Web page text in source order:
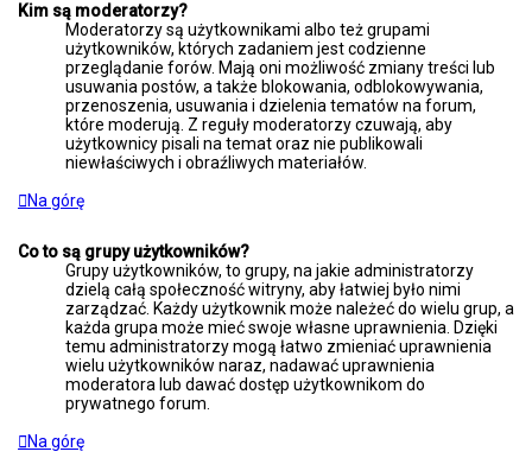
Kim są moderatorzy?
Moderatorzy są użytkownikami albo też grupami
użytkowników, których zadaniem jest codzienne
przeglądanie forów. Mają oni możliwość zmiany treści lub
usuwania postów, a także blokowania, odblokowywania,
przenoszenia, usuwania i dzielenia tematów na forum,
które moderują. Z reguły moderatorzy czuwają, aby
użytkownicy pisali na temat oraz nie publikowali
niewłaściwych i obraźliwych materiałów.
Na górę
Co to są grupy użytkowników?
Grupy użytkowników, to grupy, na jakie administratorzy
dzielą całą społeczność witryny, aby łatwiej było nimi
zarządzać. Każdy użytkownik może należeć do wielu grup, a
każda grupa może mieć swoje własne uprawnienia. Dzięki
temu administratorzy mogą łatwo zmieniać uprawnienia
wielu użytkowników naraz, nadawać uprawnienia
moderatora lub dawać dostęp użytkownikom do
prywatnego forum.
Na górę